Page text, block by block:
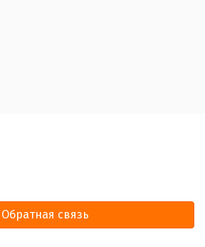
Обратная связь